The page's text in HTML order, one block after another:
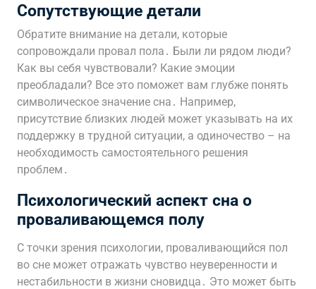
Сопутствующие детали
Обратите внимание на детали, которые
сопровождали провал пола․ Были ли рядом люди?
Как вы себя чувствовали? Какие эмоции
преобладали? Все это поможет вам глубже понять
символическое значение сна․ Например,
присутствие близких людей может указывать на их
поддержку в трудной ситуации, а одиночество – на
необходимость самостоятельного решения
проблем․
Психологический аспект сна о
проваливающемся полу
С точки зрения психологии, проваливающийся пол
во сне может отражать чувство неуверенности и
нестабильности в жизни сновидца․ Это может быть